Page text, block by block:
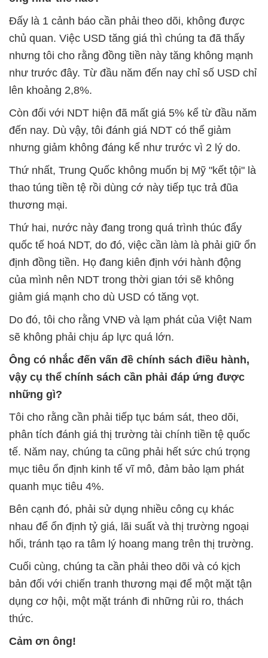
Đấy là 1 cảnh báo cần phải theo dõi, không được
chủ quan. Việc USD tăng giá thì chúng ta đã thấy
nhưng tôi cho rằng đồng tiền này tăng không mạnh
như trước đây. Từ đầu năm đến nay chỉ số USD chỉ
lên khoảng 2,8%.
Còn đối với NDT hiện đã mất giá 5% kể từ đầu năm
đến nay. Dù vậy, tôi đánh giá NDT có thể giảm
nhưng giảm không đáng kể như trước vì 2 lý do.
Thứ nhất, Trung Quốc không muốn bị Mỹ "kết tội" là
thao túng tiền tệ rồi dùng cớ này tiếp tục trả đũa
thương mại.
Thứ hai, nước này đang trong quá trình thúc đẩy
quốc tế hoá NDT, do đó, việc cần làm là phải giữ ổn
định đồng tiền. Họ đang kiên định với hành động
của mình nên NDT trong thời gian tới sẽ không
giảm giá mạnh cho dù USD có tăng vọt.
Do đó, tôi cho rằng VNĐ và lạm phát của Việt Nam
sẽ không phải chịu áp lực quá lớn.
Ông có nhắc đến vấn đề chính sách điều hành,
vậy cụ thể chính sách cần phải đáp ứng được
những gì?
Tôi cho rằng cần phải tiếp tục bám sát, theo dõi,
phân tích đánh giá thị trường tài chính tiền tệ quốc
tế. Năm nay, chúng ta cũng phải hết sức chú trọng
mục tiêu ổn định kinh tế vĩ mô, đảm bảo lạm phát
quanh mục tiêu 4%.
Bên cạnh đó, phải sử dụng nhiều công cụ khác
nhau để ổn định tỷ giá, lãi suất và thị trường ngoại
hối, tránh tạo ra tâm lý hoang mang trên thị trường.
Cuối cùng, chúng ta cần phải theo dõi và có kịch
bản đối với chiến tranh thương mại để một mặt tận
dụng cơ hội, một mặt tránh đi những rủi ro, thách
thức.
Cảm ơn ông!